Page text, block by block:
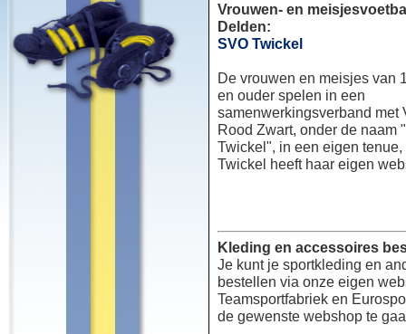
Vrouwen- en
Delden:
SVO Twickel
De vrouwen en meisjes van
en ouder spelen in een
samenwerkingsverband met
Rood Zwart, onder de naam
Twickel", in een eigen
Twickel heeft haar eigen
Kleding en accessoires
Je kunt je sportkleding en
bestellen via onze eigen
Teamsportfabriek en
de gewenste webshop te